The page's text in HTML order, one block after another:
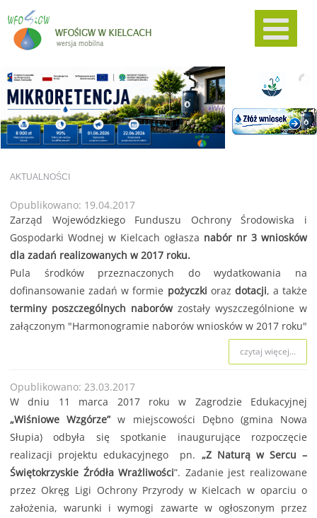
AKTUALNOŚCI
Opublikowano: 19.04.2017
Zarząd Wojewódzkiego Funduszu Ochrony Środowiska i
Gospodarki Wodnej w Kielcach ogłasza nabór nr 3 wniosków
dla zadań realizowanych w 2017 roku.
Pula środków przeznaczonych do wydatkowania na
dofinansowanie zadań w formie pożyczki oraz dotacji, a także
terminy poszczególnych naborówzostały wyszczególnione w
załączonym "Harmonogramie naborów wniosków w 2017 roku"
czytaj więcej...
Opublikowano: 23.03.2017
W dniu 11 marca 2017 roku w Zagrodzie Edukacyjnej
„Wiśniowe Wzgórze” w miejscowości Dębno (gmina Nowa
Słupia) odbyła się spotkanie inaugurujące rozpoczęcie
realizacji projektu edukacyjnego pn. „Z Naturą w Sercu –
Świętokrzyskie Źródła Wrażliwości”. Zadanie jest realizowane
przez Okręg Ligi Ochrony Przyrody w Kielcach w oparciu o
założenia, warunki i wymogi zawarte w ogłoszonym przez